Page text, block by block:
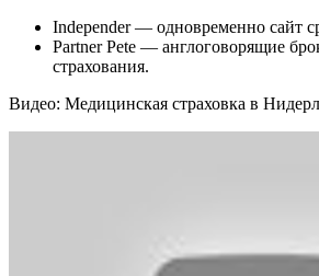
Independer — одновременно сайт
Partner Pete — англоговорящие
страхования.
Видео: Медицинская страховка в